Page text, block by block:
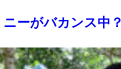
ーがバカンス中？